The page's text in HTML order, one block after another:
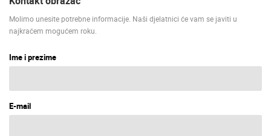
Molimo unesite potrebne informacije. Naši djelatnici će vam se javiti u
najkraćem mogućem roku.
Ime i prezime
E-mail